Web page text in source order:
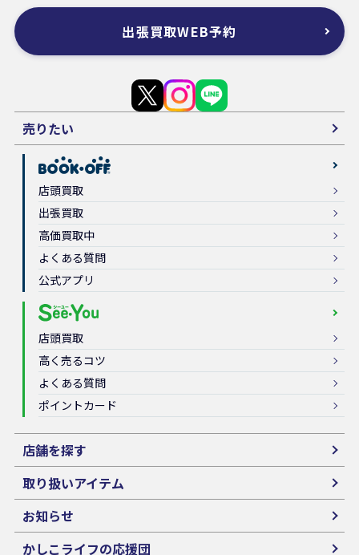
出張買取WEB予約
売りたい
店頭買取
出張買取
高価買取中
よくある質問
公式アプリ
店頭買取
高く売るコツ
よくある質問
ポイントカード
店舗を探す
取り扱いアイテム
お知らせ
かしこライフの応援団